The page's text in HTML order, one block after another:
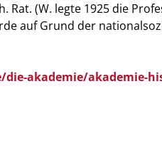
Rat. (W. legte 1925 die
auf Grund der
die-akademie/akademie-